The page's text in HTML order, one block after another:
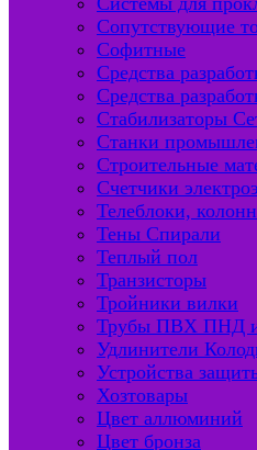
Сопутствующие
Софитные
Средства
Средства
Стабилизаторы
Станки
Строительные
Счетчики
Телеблоки,
Тены Спирали
Теплый пол
Транзисторы
Тройники вилки
Трубы ПВХ ПНД и
Удлинители
Устройства
Хозтовары
Цвет аллюминий
Цвет бронза